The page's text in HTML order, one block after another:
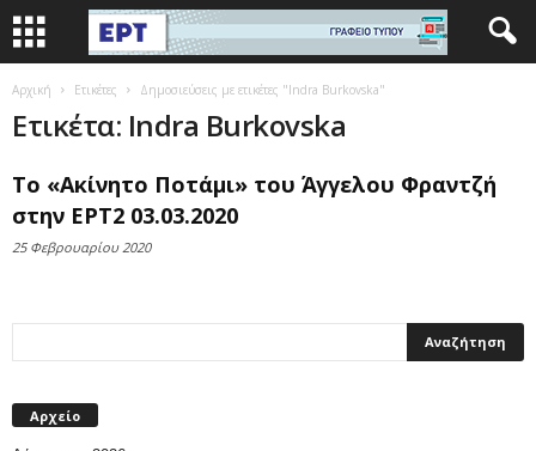
Αρχική Ετικέτες Δημοσιεύσεις με ετικέτες "Indra Burkovska"
Ετικέτα: Indra Burkovska
Το «Ακίνητο Ποτάμι» του Άγγελου Φραντζή
στην ΕΡΤ2 03.03.2020
25 Φεβρουαρίου 2020
Αρχείο